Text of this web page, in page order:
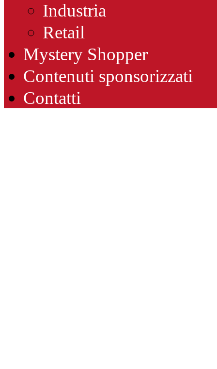
Industria
Retail
Mystery Shopper
Contenuti sponsorizzati
Contatti